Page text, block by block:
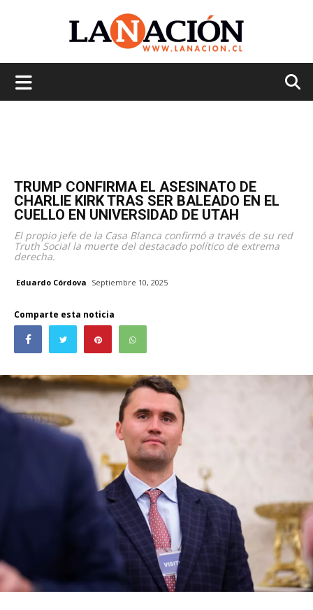
TRUMP CONFIRMA EL ASESINATO DE
CHARLIE KIRK TRAS SER BALEADO EN EL
CUELLO EN UNIVERSIDAD DE UTAH
El propio jefe de la Casa Blanca confirmó a través de su red
Truth Social la muerte del destacado político de extrema
derecha.
Eduardo Córdova Septiembre 10, 2025
Comparte esta noticia